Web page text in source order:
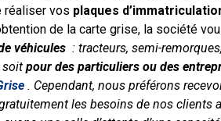
réaliser vos plaques
de la carte grise, la société
véhicules : tracteurs, semi-
soit pour des particuliers ou des
. Cependant, nous préférons
les besoins de nos clients